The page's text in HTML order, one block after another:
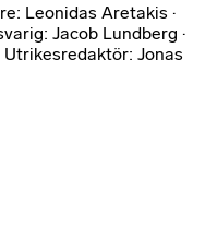
Leonidas Aretakis ·
Jacob Lundberg ·
Jonas